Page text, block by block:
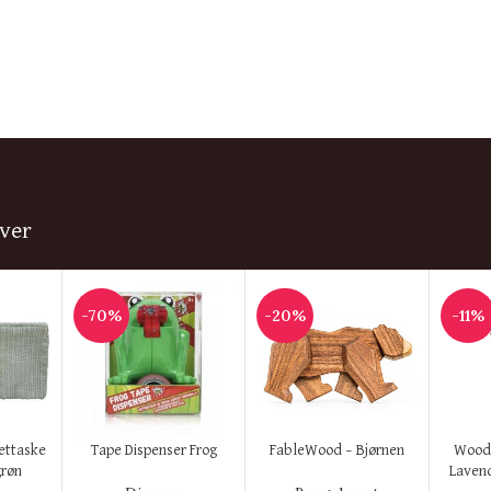
-70%
KØB HER
Tape Dispenser Frog
-20%
KØB HER
FableWood – Bjørnen
-11%
KØB